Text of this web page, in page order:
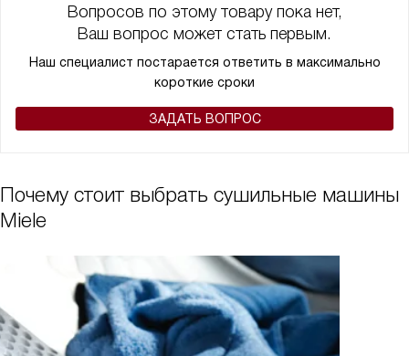
Вопросов по этому товару пока нет,
Ваш вопрос может стать первым.
Наш специалист постарается ответить в максимально
короткие сроки
ЗАДАТЬ ВОПРОС
Почему стоит выбрать сушильные машины
Miele